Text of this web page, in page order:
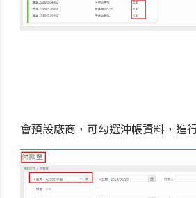
會預設廠商，可勾選沖帳資料，進